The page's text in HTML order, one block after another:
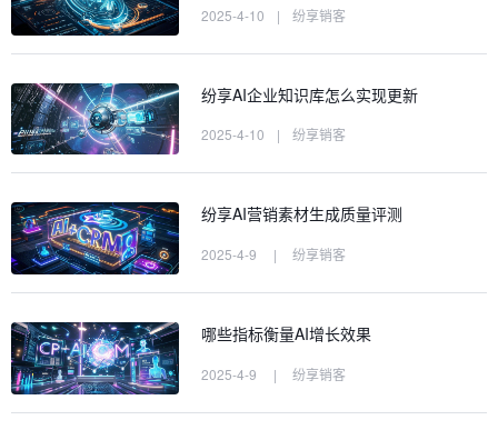
2025-4-10 | 纷享销客
纷享AI企业知识库怎么实现更新
2025-4-10 | 纷享销客
纷享AI营销素材生成质量评测
2025-4-9 | 纷享销客
哪些指标衡量AI增长效果
2025-4-9 | 纷享销客